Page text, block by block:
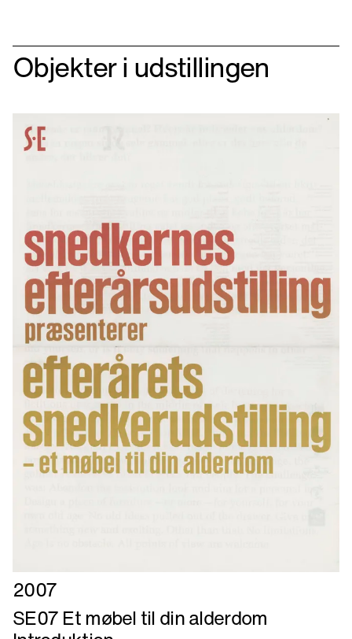
Objekter i udstillingen
Læs
mere
om
2007
SE07 Et møbel til din alderdom